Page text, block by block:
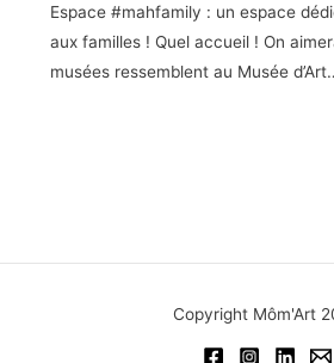
Espace #mahfamily : un espace
aux familles ! Quel accueil ! On
musées ressemblent au Musée
Copyright Môm'Art